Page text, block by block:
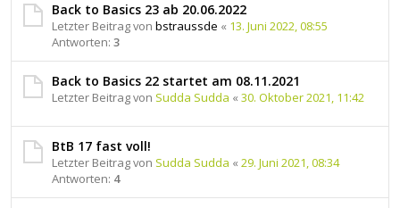
Back to Basics 23 ab 20.06.2022
Letzter Beitrag von bstraussde « 13. Juni 2022, 08:55
Antworten: 3
Back to Basics 22 startet am 08.11.2021
Letzter Beitrag von Sudda Sudda « 30. Oktober 2021, 11:42
BtB 17 fast voll!
Letzter Beitrag von Sudda Sudda « 29. Juni 2021, 08:34
Antworten: 4